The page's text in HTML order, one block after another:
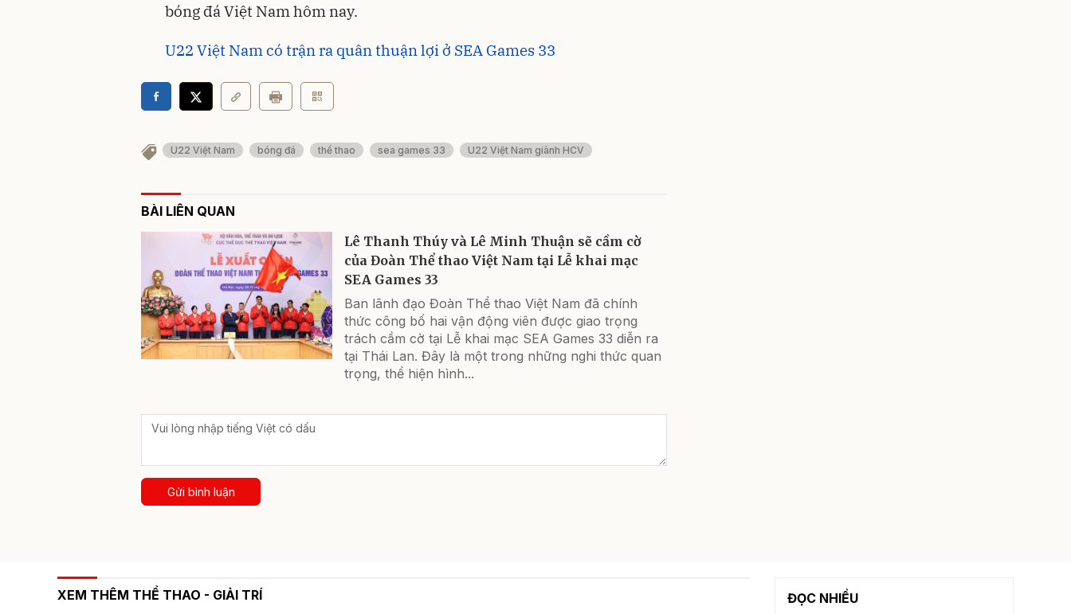
bóng đá Việt Nam hôm nay.
U22 Việt Nam có trận ra quân thuận lợi ở SEA Games 33
U22 Việt Nam bóng đá thể thao sea games 33 U22 Việt Nam giành HCV
BÀI LIÊN QUAN
Lê Thanh Thúy và Lê Minh Thuận sẽ cầm cờ
của Đoàn Thể thao Việt Nam tại Lễ khai mạc
SEA Games 33
Ban lãnh đạo Đoàn Thể thao Việt Nam đã chính
thức công bố hai vận động viên được giao trọng
trách cầm cờ tại Lễ khai mạc SEA Games 33 diễn ra
tại Thái Lan. Đây là một trong những nghi thức quan
trọng, thể hiện hình...
Gửi bình luận
XEM THÊM THỂ THAO - GIẢI TRÍ ĐỌC NHIỀU